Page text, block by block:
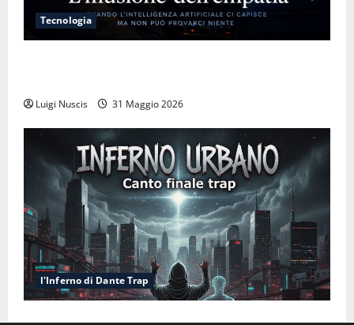
Tecnologia
Luigi Nuscis 31 Maggio 2026
l'Inferno di Dante Trap